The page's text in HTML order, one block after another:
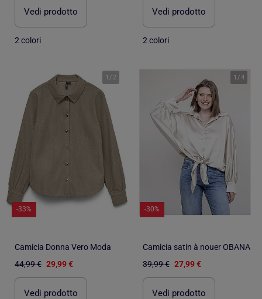
Vedi prodotto
2 colori
Vedi prodotto
2 colori
1 / 2
-33%
Camicia Donna Vero Moda
44,99 € 29,99 €
Vedi prodotto
1 /4
-30%
Camicia satin à nouer OBANA
39,99 € 27,99 €
Vedi prodotto